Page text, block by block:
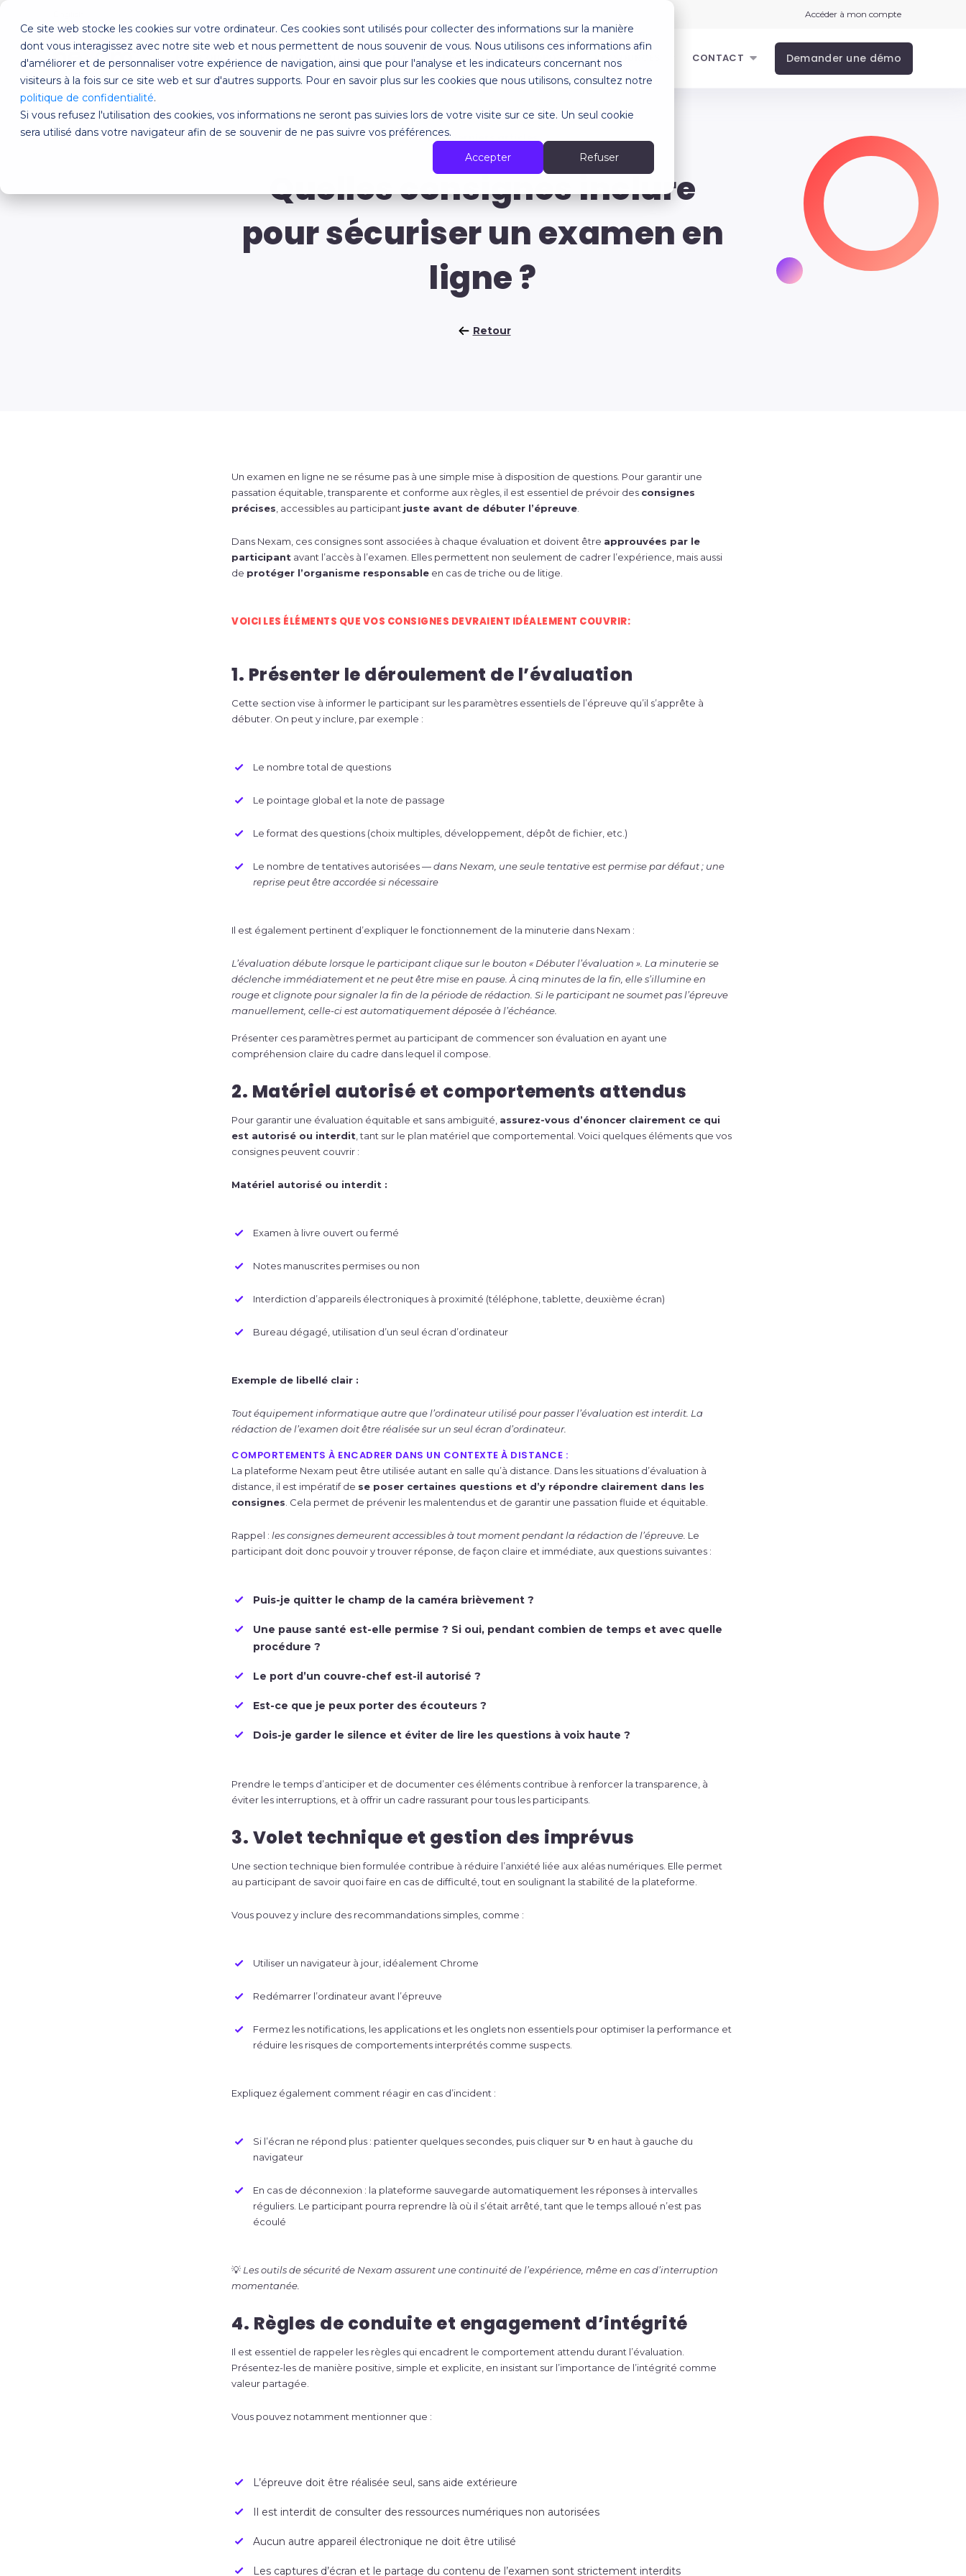
Ce site web stocke les cookies sur votre ordinateur. Ces cookies sont utilisés pour collecter des informations sur la manière
dont vous interagissez avec notre site web et nous permettent de nous souvenir de vous. Nous utilisons ces informations afin
d'améliorer et de personnaliser votre expérience de navigation, ainsi que pour l'analyse et les indicateurs concernant nos
visiteurs à la fois sur ce site web et sur d'autres supports. Pour en savoir plus sur les cookies que nous utilisons, consultez notre
politique de confidentialité.
Si vous refusez l'utilisation des cookies, vos informations ne seront pas suivies lors de votre visite sur ce site. Un seul cookie
sera utilisé dans votre navigateur afin de se souvenir de ne pas suivre vos préférences.
Accepter
Refuser
Accéder à mon compte
POUR QUI? FONCTIONNALITÉS SERVICES SPÉCIALISÉS À PROPOS RESSOURCES CONTACT Demander une démo
Nos derniers articles
Quelles consignes inclure
pour sécuriser un examen en
ligne ?
Retour
Un examen en ligne ne se résume pas à une simple mise à disposition de questions. Pour garantir une
passation équitable, transparente et conforme aux règles, il est essentiel de prévoir des consignes
précises , accessibles au participant juste avant de débuter l’épreuve
Dans Nexam, ces consignes sont associées à chaque évaluation et doivent être approuvées par le
participant avant l’accès à l’examen. Elles permettent non seulement de cadrer l’expérience, mais aussi
de protéger l’organisme responsable en cas de triche ou de litige.
VOICI LES ÉLÉMENTS QUE VOS CONSIGNES DEVRAIENT IDÉALEMENT COUVRIR:
1. Présenter le déroulement de l’évaluation
Cette section vise à informer le participant sur les paramètres essentiels de l’épreuve qu’il s’apprête à
débuter. On peut y inclure, par exemple :
Le nombre total de questions
Le pointage global et la note de passage
Le format des questions (choix multiples, développement, dépôt de fichier, etc.)
Le nombre de tentatives autorisées —dans Nexam, une seule tentative est permise par défaut ; une
reprise peut être accordée si nécessaire
Il est également pertinent d’expliquer le fonctionnement de la minuterie dans Nexam :
L’évaluation débute lorsque le participant clique sur le bouton « Débuter l’évaluation ». La minuterie se
déclenche immédiatement et ne peut être mise en pause. À cinq minutes de la fin, elle s’illumine en
rouge et clignote pour signaler la fin de la période de rédaction. Si le participant ne soumet pas l’épreuve
manuellement, celle-ci est automatiquement déposée à l’échéance.
Présenter ces paramètres permet au participant de commencer son évaluation en ayant une
compréhension claire du cadre dans lequel il compose.
2. Matériel autorisé et comportements attendus
Pour garantir une évaluation équitable et sans ambiguïté, assurez-vous d’énoncer clairement ce qui
est autorisé ou interdit , tant sur le plan matériel que comportemental. Voici quelques éléments que vos
consignes peuvent couvrir :
Matériel autorisé ou interdit :
Examen à livre ouvert ou fermé
Notes manuscrites permises ou non
Interdiction d’appareils électroniques à proximité (téléphone, tablette, deuxième écran)
Bureau dégagé, utilisation d’un seul écran d’ordinateur
Exemple de libellé clair :
Tout équipement informatique autre que l’ordinateur utilisé pour passer l’évaluation est interdit. La
rédaction de l’examen doit être réalisée sur un seul écran d’ordinateur.
COMPORTEMENTS À ENCADRER DANS UN CONTEXTE À DISTANCE :
La plateforme Nexam peut être utilisée autant en salle qu’à distance. Dans les situations d’évaluation à
distance, il est impératif de se poser certaines questions et d’y répondre clairement dans les
consignes . Cela permet de prévenir les malentendus et de garantir une passation fluide et équitable.
Rappel : les consignes demeurent accessibles à tout moment pendant la rédaction de l’épreuve. Le
participant doit donc pouvoir y trouver réponse, de façon claire et immédiate, aux questions suivantes :
Puis-je quitter le champ de la caméra brièvement ?
Une pause santé est-elle permise ? Si oui, pendant combien de temps et avec quelle
procédure ?
Le port d’un couvre-chef est-il autorisé ?
Est-ce que je peux porter des écouteurs ?
Dois-je garder le silence et éviter de lire les questions à voix haute ?
Prendre le temps d’anticiper et de documenter ces éléments contribue à renforcer la transparence, à
éviter les interruptions, et à offrir un cadre rassurant pour tous les participants.
3. Volet technique et gestion des imprévus
Une section technique bien formulée contribue à réduire l’anxiété liée aux aléas numériques. Elle permet
au participant de savoir quoi faire en cas de difficulté, tout en soulignant la stabilité de la plateforme.
Vous pouvez y inclure des recommandations simples, comme :
Utiliser un navigateur à jour, idéalement Chrome
Redémarrer l’ordinateur avant l’épreuve
Fermez les notifications, les applications et les onglets non essentiels pour optimiser la performance et
réduire les risques de comportements interprétés comme suspects.
Expliquez également comment réagir en cas d’incident :
Si l’écran ne répond plus : patienter quelques secondes, puis cliquer sur ↻ en haut à gauche du
navigateur
En cas de déconnexion : la plateforme sauvegarde automatiquement les réponses à intervalles
réguliers. Le participant pourra reprendre là où il s’était arrêté, tant que le temps alloué n’est pas
écoulé
💡 Les outils de sécurité de Nexam assurent une continuité de l’expérience, même en cas d’interruption
momentanée.
4. Règles de conduite et engagement d’intégrité
Il est essentiel de rappeler les règles qui encadrent le comportement attendu durant l’évaluation.
Présentez-les de manière positive, simple et explicite, en insistant sur l’importance de l’intégrité comme
valeur partagée.
Vous pouvez notamment mentionner que :
L’épreuve doit être réalisée seul, sans aide extérieure
Il est interdit de consulter des ressources numériques non autorisées
Aucun autre appareil électronique ne doit être utilisé
Les captures d’écran et le partage du contenu de l’examen sont strictement interdits